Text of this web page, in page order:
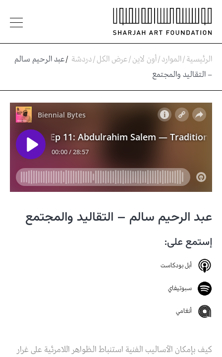
الرئيسية/الموارد/أون لاين/عرض الكل/دردشة /عبد الرحيم سالم
– التقاليد والمجتمع
عبد الرحيم سالم – التقاليد والمجتمع
كيف بإمكان الأساليب الفنية استنباط الظواهر اللامرئية على غرار
إستمع على:
أبل بودكاست
سبوتيفاي
أنغامي